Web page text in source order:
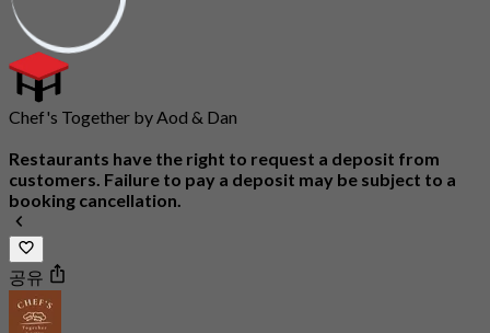
Chef's Together by Aod & Dan
Restaurants have the right to request a deposit from
customers. Failure to pay a deposit may be subject to a
booking cancellation.
공유